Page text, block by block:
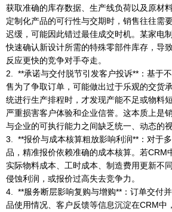
获取准确的库存数据、生产线负荷以及原材
定制化产品的可行性与交期时，销售往往需
迟缓，可能因此错过最佳成交时机。某家电
快速确认新设计所需的特殊零部件库存，导
反应更快的竞争对手夺走。
2. **承诺与交付脱节引发客户投诉**：基于
售为了争取订单，可能做出过于乐观的交货
统进行生产排程时，才发现产能不足或物料
严重损害客户体验和企业信誉。这本质上是
与企业的可执行能力之间缺乏统一、动态的视
3. **报价与成本核算粗放影响利润**：对于
品，精准报价依赖准确的成本核算。若CRM
实际物料成本、工时成本、制造费用更新不
侵蚀利润，或报价过高失去竞争力。
4. **服务断层影响复购与增购**：订单交付
品使用情况、客户反馈等信息沉淀在CRM中